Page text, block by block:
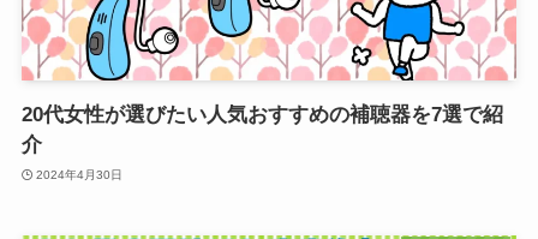
20代女性が選びたい人気おすすめの補聴器を7選で紹
介
2024年4月30日